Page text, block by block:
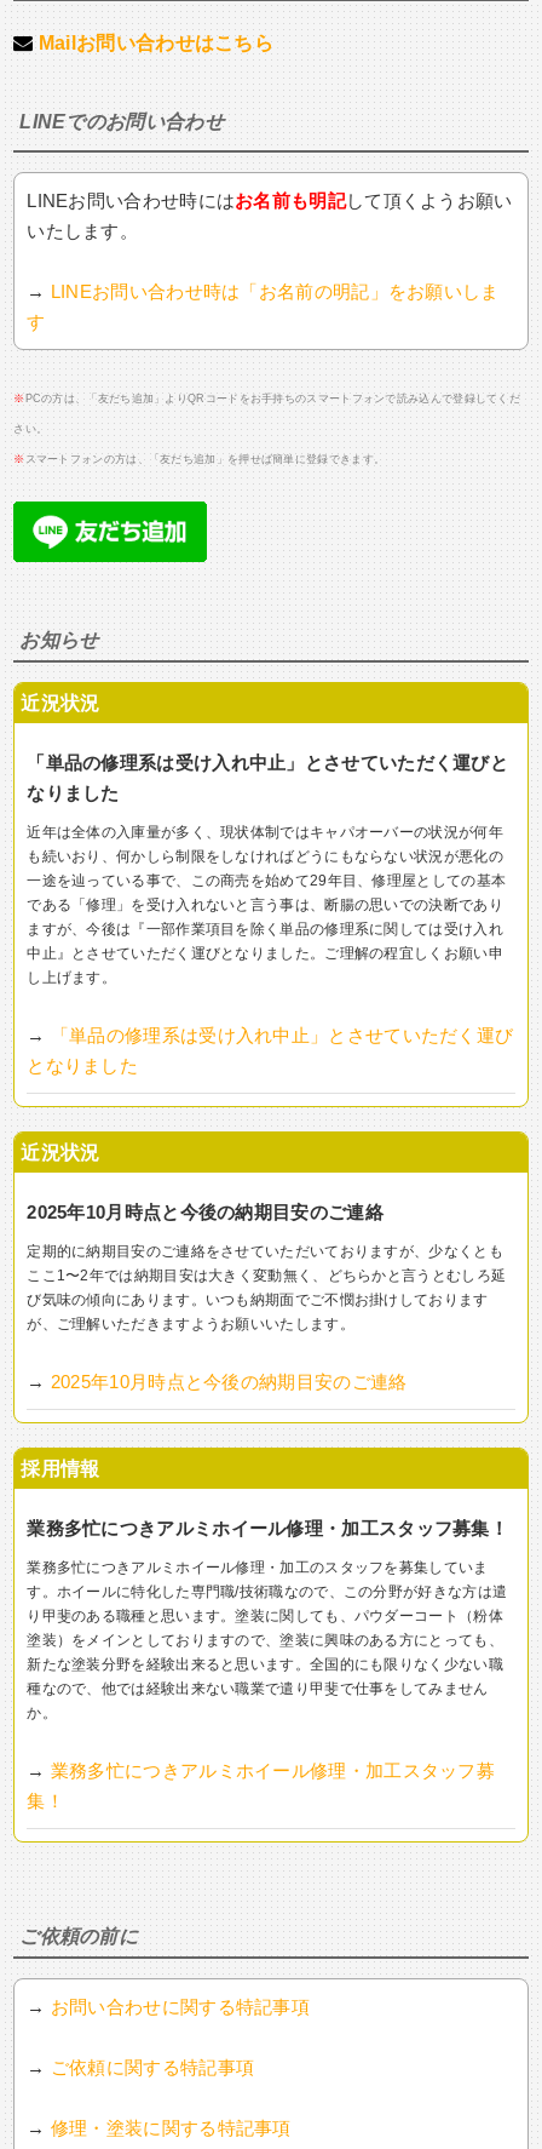
Mailお問い合わせはこちら
LINEでのお問い合わせ
LINEお問い合わせ時にはお名前も明記して頂くようお願い
いたします。
→ LINEお問い合わせ時は「お名前の明記」をお願いしま
す
※ PCの方は、「友だち追加」よりQRコードをお手持ちのスマートフォンで読み込んで登録してくだ
さい。
※ スマートフォンの方は、「友だち追加」を押せば簡単に登録できます。
お知らせ
近況状況
「単品の修理系は受け入れ中止」とさせていただく運びと
なりました
近年は全体の入庫量が多く、現状体制ではキャパオーバーの状況が何年
も続いおり、何かしら制限をしなければどうにもならない状況が悪化の
一途を辿っている事で、この商売を始めて29年目、修理屋としての基本
である「修理」を受け入れないと言う事は、断腸の思いでの決断であり
ますが、今後は『一部作業項目を除く単品の修理系に関しては受け入れ
中止』とさせていただく運びとなりました。ご理解の程宜しくお願い申
し上げます。
→
「単品の修理系は受け入れ中止」とさせていただく運び
となりました
近況状況
2025年10月時点と今後の納期目安のご連絡
定期的に納期目安のご連絡をさせていただいておりますが、少なくとも
ここ1〜2年では納期目安は大きく変動無く、どちらかと言うとむしろ延
び気味の傾向にあります。いつも納期面でご不憫お掛けしております
が、ご理解いただきますようお願いいたします。
→ 2025年10月時点と今後の納期目安のご連絡
採用情報
業務多忙につきアルミホイール修理・加工スタッフ募集！
業務多忙につきアルミホイール修理・加工のスタッフを募集していま
す。ホイールに特化した専門職/技術職なので、この分野が好きな方は遣
り甲斐のある職種と思います。塗装に関しても、パウダーコート（粉体
塗装）をメインとしておりますので、塗装に興味のある方にとっても、
新たな塗装分野を経験出来ると思います。全国的にも限りなく少ない職
種なので、他では経験出来ない職業で遣り甲斐で仕事をしてみません
か。
→ 業務多忙につきアルミホイール修理・加工スタッフ募
集！
ご依頼の前に
→ お問い合わせに関する特記事項
→ ご依頼に関する特記事項
→ 修理・塗装に関する特記事項